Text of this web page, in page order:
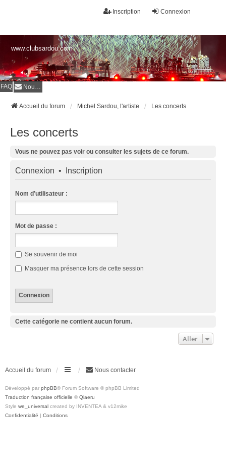
Connexion
Inscription
www.clubsardou.com
FAQ Nous contacter
Accueil du forum Michel Sardou, l'artiste Les concerts
Les concerts
Vous ne pouvez pas voir ou consulter les sujets de ce forum.
Connexion • Inscription
Nom d’utilisateur :
Mot de passe :
Se souvenir de moi
Masquer ma présence lors de cette session
Cette catégorie ne contient aucun forum.
Aller
Accueil du forum Nous contacter
Développé par phpBB® Forum Software © phpBB Limited
Traduction française officielle © Qiaeru
Style we_universal created by INVENTEA & v12mike
Confidentialité | Conditions